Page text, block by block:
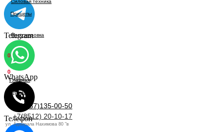
0
0
Главная
Сервис
+7(937)135-00-50
+7(8512) 20-10-17
ул. Адмирала Нахимова 80 "в
Telegram
WhatsApp
Телефон